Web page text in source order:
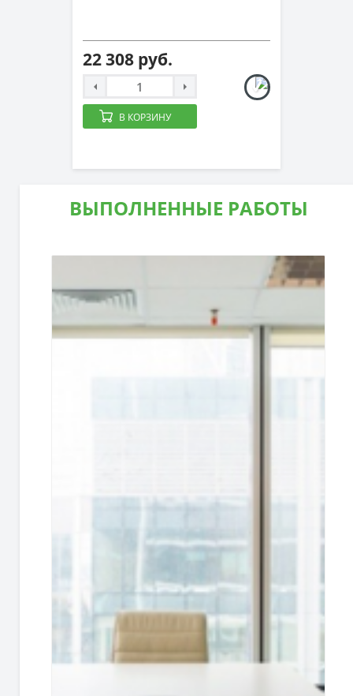
22 308 руб.
В КОРЗИНУ
ВЫПОЛНЕННЫЕ РАБОТЫ